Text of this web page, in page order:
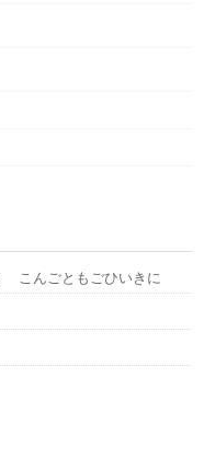
こんごともごひいきに